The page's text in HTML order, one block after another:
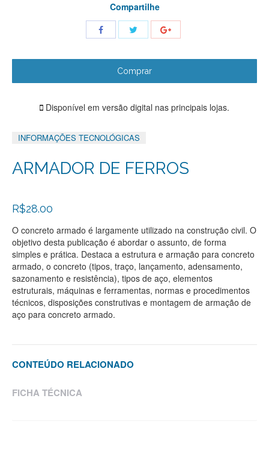
Compartilhe
Facebook
Comprar
Disponível em versão digital nas principais lojas.
INFORMAÇÕES TECNOLÓGICAS
ARMADOR DE FERROS
R$28.00
O concreto armado é largamente utilizado na construção civil. O
objetivo desta publicação é abordar o assunto, de forma
simples e prática. Destaca a estrutura e armação para concreto
armado, o concreto (tipos, traço, lançamento, adensamento,
sazonamento e resistência), tipos de aço, elementos
estruturais, máquinas e ferramentas, normas e procedimentos
técnicos, disposições construtivas e montagem de armação de
aço para concreto armado.
CONTEÚDO RELACIONADO
FICHA TÉCNICA